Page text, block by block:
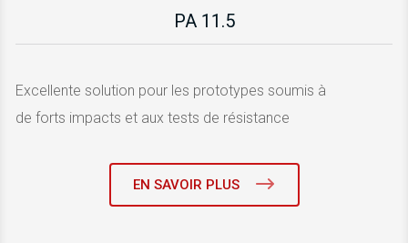
PA 11.5
Excellente solution pour les prototypes soumis à
de forts impacts et aux tests de résistance
EN SAVOIR PLUS